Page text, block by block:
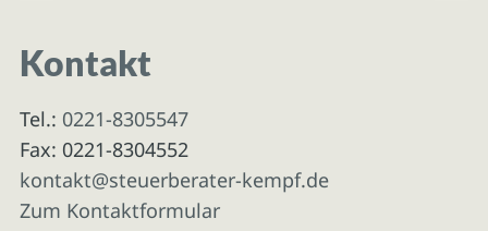
Kontakt
Tel.: 0221-8305547
Fax: 0221-8304552
kontakt@steuerberater-kempf.de
Zum Kontaktformular